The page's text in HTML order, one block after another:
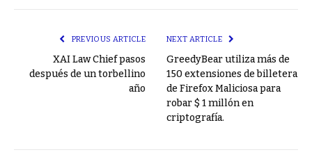
PREVIOUS ARTICLE
XAI Law Chief pasos
después de un torbellino
año
NEXT ARTICLE
GreedyBear utiliza más de
150 extensiones de billetera
de Firefox Maliciosa para
robar $ 1 millón en
criptografía.